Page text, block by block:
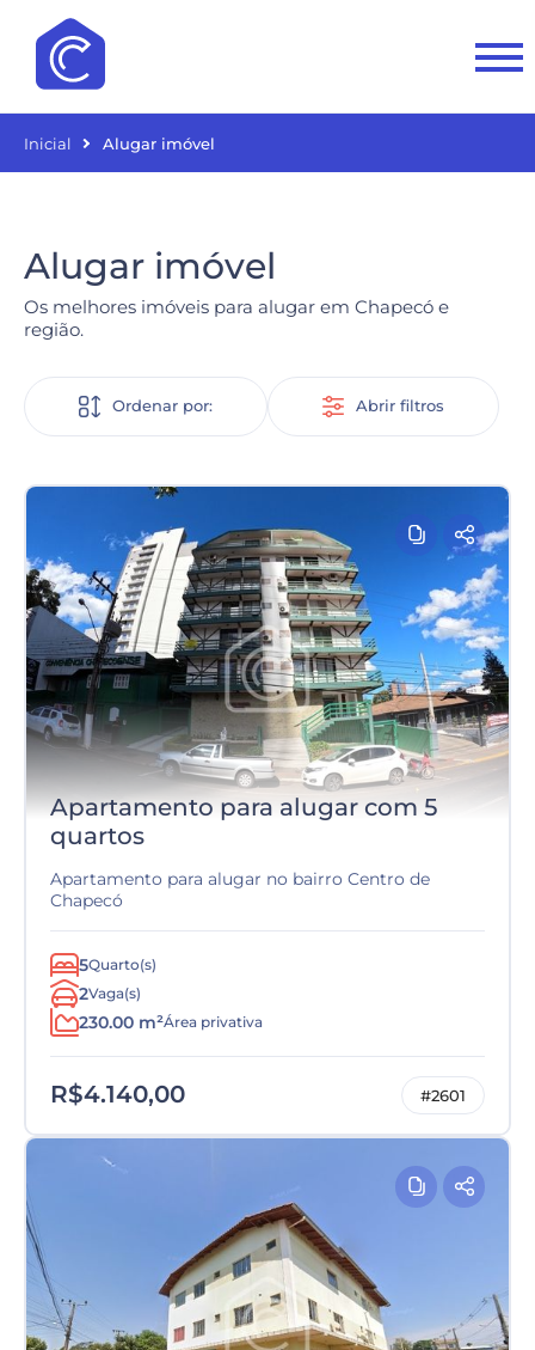
Inicial Alugar imóvel
Alugar imóvel
Os melhores imóveis para alugar em Chapecó e
região.
Ordenar por: Abrir filtros
Apartamento para alugar com 5
quartos
Apartamento para alugar no bairro Centro de
Chapecó
5Quarto(s)
2Vaga(s)
230.00 m²Área privativa
R$4.140,00 #2601